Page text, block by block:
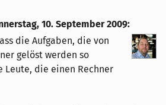
10. September 2009:
die Aufgaben, die von
gelöst werden so
die einen Rechner